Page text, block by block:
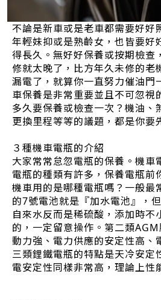
不論是新車或是老車都需要好好
年輕妹抑或是熟齡女，也皆要好
得長久。無好好保養或按期檢查
修就太晚了，比方年久未修的老
漏電了，就算你一直努力催油門
車保養是非常重要並且不可忽視
多久要保養或檢查一次？機油、
更換里程等等的議題，都是你要
３種機車電瓶的介紹
大家常常怠忽電瓶的保養。機車
電瓶的種類有許多，保養電瓶前
機車用的是哪種電瓶嗎？一般最
的7號電池就是『加水電池』，
自來水反而是稀硫酸，添加時不
的，一定留意操作。第二類
動力強、電力供應的安定性高、
三類鋰鐵電瓶的特點是天冷安定
電安定性同樣非常高，理論上性